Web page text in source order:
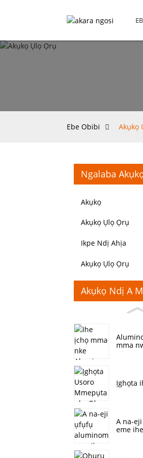
Ebe Obibi Akụkọ
Ngalaba
Akụkọ
Akụkọ Ụlọ Ọrụ
Ikpe Ndị Ahịa
Akụkọ Ụlọ Ọrụ
Akụkọ Ndị A
mma
Ịghọta
A na-
eme